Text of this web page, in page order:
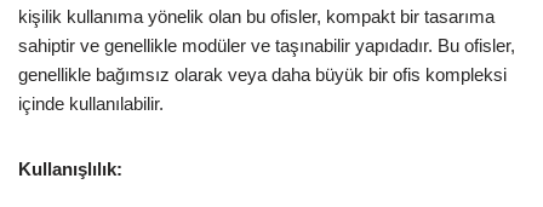
kişilik kullanıma yönelik olan bu ofisler, kompakt bir tasarıma
sahiptir ve genellikle modüler ve taşınabilir yapıdadır. Bu ofisler,
genellikle bağımsız olarak veya daha büyük bir ofis kompleksi
içinde kullanılabilir.
Kullanışlılık: